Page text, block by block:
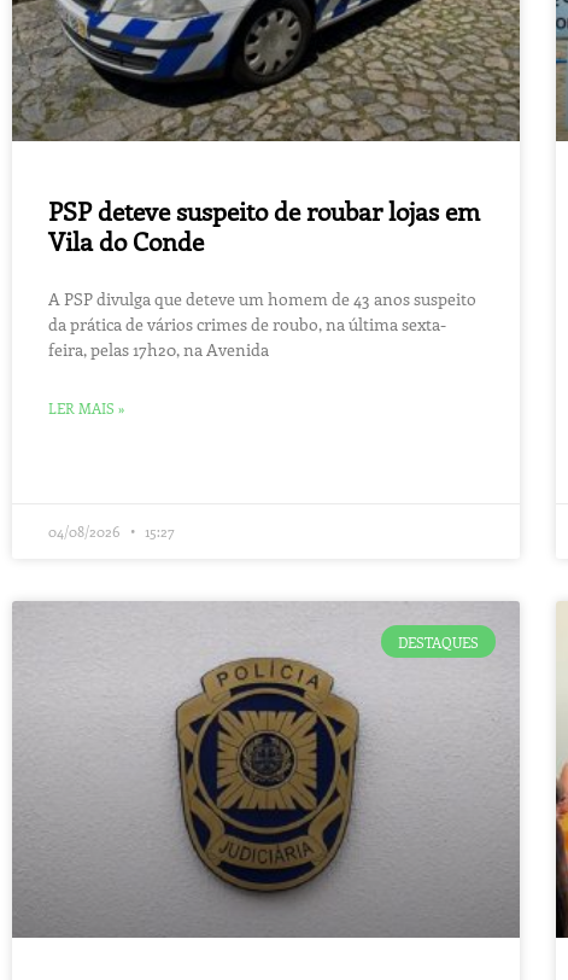
PSP deteve suspeito de roubar lojas em
Vila do Conde
A PSP divulga que deteve um homem de 43 anos suspeito
da prática de vários crimes de roubo, na última sexta-
feira, pelas 17h20, na Avenida
LER MAIS »
04/08/2026 15:27
DESTAQUES